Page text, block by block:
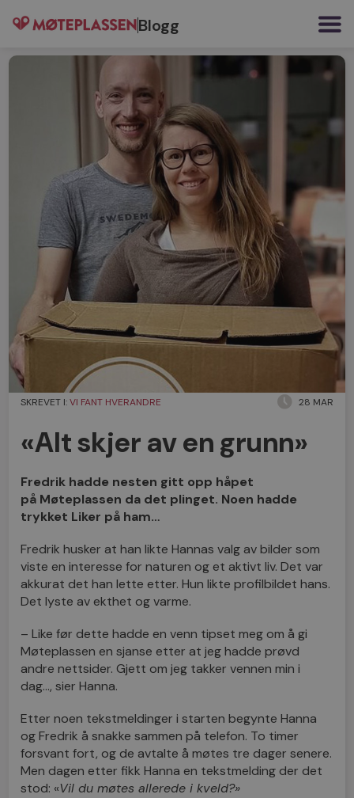
Blogg
SKREVET I:VI FANT HVERANDRE 28 MAR
«Alt skjer av en grunn»
Fredrik hadde nesten gitt opp håpet
på Møteplassen da det plinget. Noen hadde
trykket Liker på ham…
Fredrik husker at han likte Hannas valg av bilder som
viste en interesse for naturen og et aktivt liv. Det var
akkurat det han lette etter. Hun likte profilbildet hans.
Det lyste av ekthet og varme.
– Like før dette hadde en venn tipset meg om å gi
Møteplassen en sjanse etter at jeg hadde prøvd
andre nettsider. Gjett om jeg takker vennen min i
dag…, sier Hanna.
Etter noen tekstmeldinger i starten begynte Hanna
og Fredrik å snakke sammen på telefon. To timer
forsvant fort, og de avtalte å møtes tre dager senere.
Men dagen etter fikk Hanna en tekstmelding der det
stod: «Vil du møtes allerede i kveld?»